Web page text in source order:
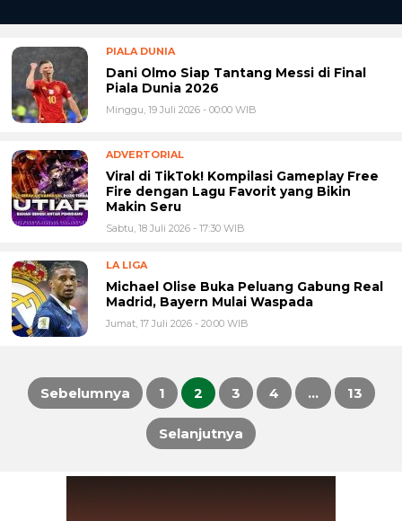
PIALA DUNIA
Dani Olmo Siap Tantang Messi di Final
Piala Dunia 2026
Minggu, 19 Juli 2026 - 00:00 WIB
ADVERTORIAL
Viral di TikTok! Kompilasi Gameplay Free
Fire dengan Lagu Favorit yang Bikin
Makin Seru
Sabtu, 18 Juli 2026 - 17:30 WIB
LA LIGA
Michael Olise Buka Peluang Gabung Real
Madrid, Bayern Mulai Waspada
Jumat, 17 Juli 2026 - 20:00 WIB
Paginasi
Sebelumnya 1 2 3 4 … 13
Selanjutnya